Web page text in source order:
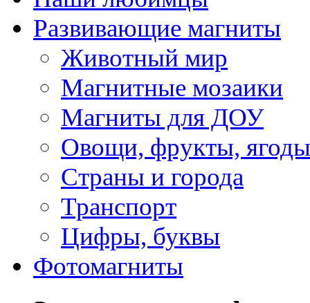
Развивающие магниты
Животный мир
Магнитные мозаики
Магниты для ДОУ
Овощи, фрукты, ягоды
Страны и города
Транспорт
Цифры, буквы
Фотомагниты